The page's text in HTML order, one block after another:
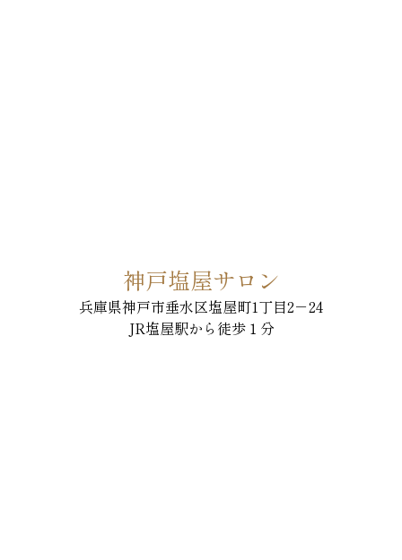
神戸塩屋サロン
兵庫県神戸市垂水区塩屋町1丁目2－24
JR塩屋駅から徒歩１分